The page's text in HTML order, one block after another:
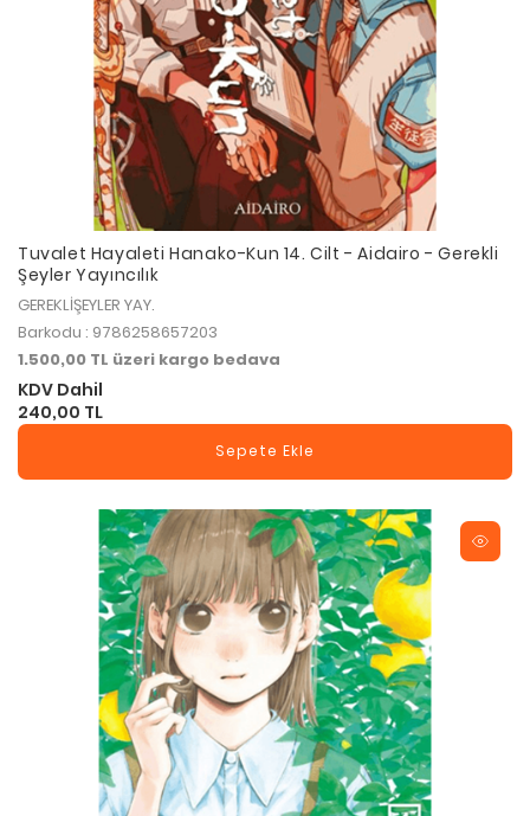
Tuvalet Hayaleti Hanako-Kun 14. Cilt - Aidairo - Gerekli
Şeyler Yayıncılık
GEREKLİŞEYLER YAY.
Barkodu : 9786258657203
1.500,00 TL üzeri kargo bedava
KDV Dahil
240,00 TL
Sepete Ekle